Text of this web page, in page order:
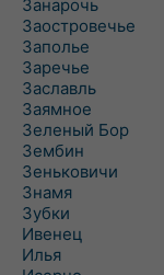
Занарочь
Заостровечье
Заполье
Заречье
Заславль
Заямное
Зеленый Бор
Зембин
Зеньковичи
Знамя
Зубки
Ивенец
Илья